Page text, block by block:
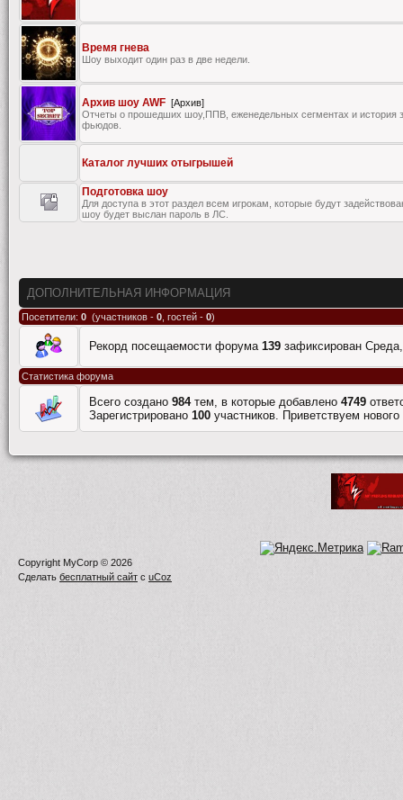
Время гнева
Шоу выходит один раз в две недели.
Архив шоу AWF [Архив]
Отчеты о прошедших шоу,ППВ, еженедельных сегментах и история
фьюдов.
Каталог лучших отыгрышей
Подготовка шоу
Для доступа в этот раздел всем игрокам, которые будут
шоу будет выслан пароль в ЛС.
ДОПОЛНИТЕЛЬНАЯ ИНФОРМАЦИЯ
Посетители: 0 (участников - 0 , гостей - 0)
Рекорд посещаемости форума 139 зафиксирован
Статистика форума
Всего создано 984тем, в которые добавлено 4749
Зарегистрировано 100 участников. Приветствуем
Copyright MyCorp © 2026
Сделать бесплатный сайт с uCoz